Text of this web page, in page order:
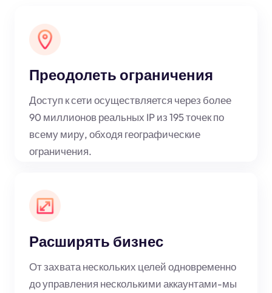
Преодолеть ограничения
Доступ к сети осуществляется через более
90 миллионов реальных IP из 195 точек по
всему миру, обходя географические
ограничения.
Расширять бизнес
От захвата нескольких целей одновременно
до управления несколькими аккаунтами-мы